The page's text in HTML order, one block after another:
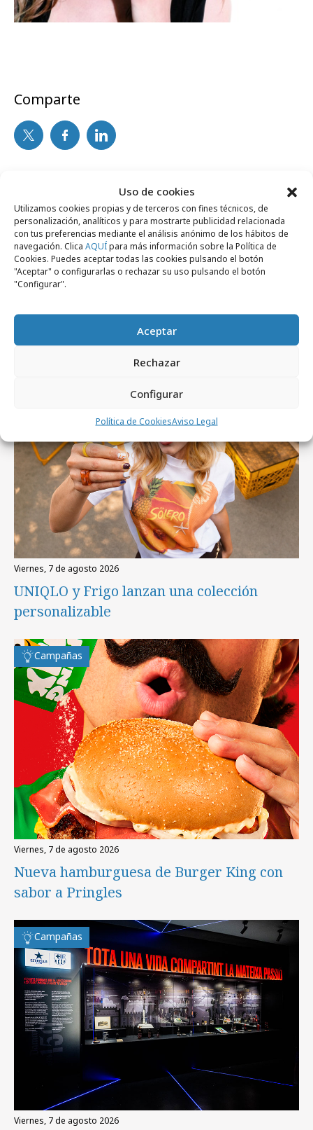
Uso de cookies
Utilizamos cookies propias y de terceros con fines técnicos, de
personalización, analíticos y para mostrarte publicidad relacionada
con tus preferencias mediante el análisis anónimo de los hábitos de
navegación. Clica AQUÍpara más información sobre la Política de
Cookies. Puedes aceptar todas las cookies pulsando el botón
"Aceptar" o configurarlas o rechazar su uso pulsando el botón
"Configurar".
Aceptar
Rechazar
Configurar
Política de CookiesAviso Legal
Comparte
Noticias Relacionadas
No se han encontrado noticias relacionadas.
Artículos recientes
viernes, 7 de agosto 2026
UNIQLO y Frigo lanzan una colección
personalizable
Campañas
viernes, 7 de agosto 2026
Nueva hamburguesa de Burger King con
sabor a Pringles
Campañas
viernes, 7 de agosto 2026